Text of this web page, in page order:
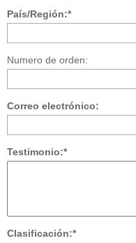
País/Región:*
Numero de orden:
Correo electrónico:
Testimonio:*
Clasificación:*